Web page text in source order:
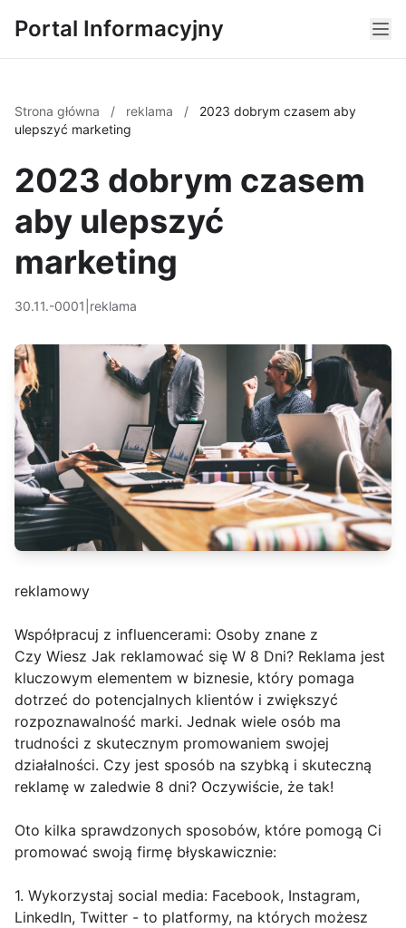
Portal Informacyjny
Strona główna / reklama /
2023 dobrym czasem aby
ulepszyć marketing
2023 dobrym czasem
aby ulepszyć
marketing
30.11.-0001 reklama
reklamowy
Współpracuj z influencerami: Osoby znane z
Czy Wiesz Jak reklamować się W 8 Dni? Reklama jest
kluczowym elementem w biznesie, który pomaga
dotrzeć do potencjalnych klientów i zwiększyć
rozpoznawalność marki. Jednak wiele osób ma
trudności z skutecznym promowaniem swojej
działalności. Czy jest sposób na szybką i skuteczną
reklamę w zaledwie 8 dni? Oczywiście, że tak!
Oto kilka sprawdzonych sposobów, które pomogą Ci
promować swoją firmę błyskawicznie:
1. Wykorzystaj social media: Facebook, Instagram,
LinkedIn, Twitter - to platformy, na których możesz